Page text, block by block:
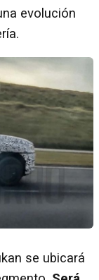
evolución
se ubicará